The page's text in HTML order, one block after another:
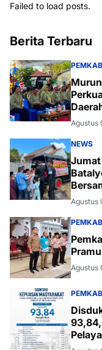
Failed to load posts.
Berita Terbaru
Agustus
NEWS
Agustus
Agustus